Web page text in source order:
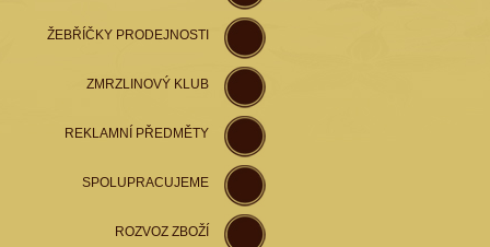
ŽEBŘÍČKY PRODEJNOSTI
ZMRZLINOVÝ KLUB
REKLAMNÍ PŘEDMĚTY
SPOLUPRACUJEME
ROZVOZ ZBOŽÍ